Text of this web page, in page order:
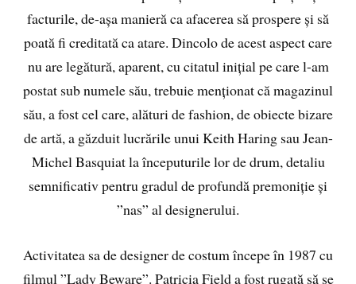
facturile, de-așa manieră ca afacerea să prospere și să
poată fi creditată ca atare. Dincolo de acest aspect care
nu are legătură, aparent, cu citatul inițial pe care l-am
postat sub numele său, trebuie menționat că magazinul
său, a fost cel care, alături de fashion, de obiecte bizare
de artă, a găzduit lucrările unui Keith Haring sau Jean-
Michel Basquiat la începuturile lor de drum, detaliu
semnificativ pentru gradul de profundă premoniție și
”nas” al designerului.
Activitatea sa de designer de costum începe în 1987 cu
filmul ”Lady Beware”. Patricia Field a fost rugată să se